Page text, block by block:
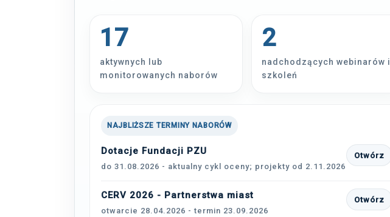
17
aktywnych lub
monitorowanych naborów
2
nadchodzących webinarów i
szkoleń
NAJBLIŻSZE TERMINY NABORÓW
Dotacje Fundacji PZU
do 31.08.2026 - aktualny cykl oceny; projekty od 2.11.2026
Otwórz
CERV 2026 - Partnerstwa miast
otwarcie 28.04.2026 - termin 23.09.2026
Otwórz